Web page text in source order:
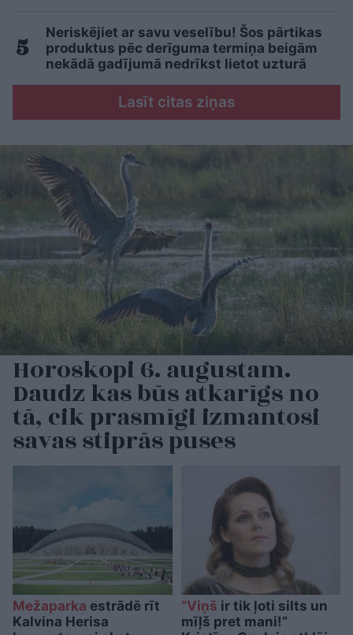
Neriskējiet ar savu veselību! Šos pārtikas
produktus pēc derīguma termiņa beigām
nekādā gadījumā nedrīkst lietot uzturā
Lasīt citas ziņas
Horoskopi 6. augustam.
Daudz kas būs atkarīgs no
tā, cik prasmīgi izmantosi
savas stiprās puses
Mežaparka estrādē rīt
Kalvina Herisa
“Viņš ir tik ļoti silts un
mīļš pret mani!”